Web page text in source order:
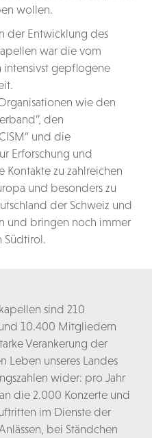
wollen.
der Entwicklung des
war die vom
intensivst gepflogene
wie den
den
und die
Erforschung und
Kontakte zu zahlreichen
und besonders zu
der Schweiz und
und bringen noch immer
Südtirol.
sind 210
10.400 Mitgliedern
Verankerung der
Leben unseres Landes
wider: pro Jahr
die 2.000 Konzerte und
im Dienste der
bei Ständchen